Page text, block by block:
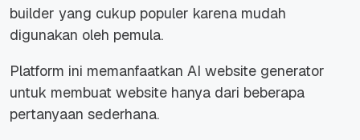
builder yang cukup populer karena mudah
digunakan oleh pemula.
Platform ini memanfaatkan AI website generator
untuk membuat website hanya dari beberapa
pertanyaan sederhana.